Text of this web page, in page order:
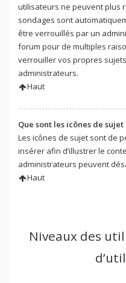
utilisateurs ne peuvent plus
sondages sont
être verrouillés par un
forum pour de multiples
verrouiller vos propres
administrateurs.
Haut
Que sont les icônes de sujet
Les icônes de sujet sont de
insérer afin d’illustrer le
administrateurs peuvent
Haut
Niveaux des